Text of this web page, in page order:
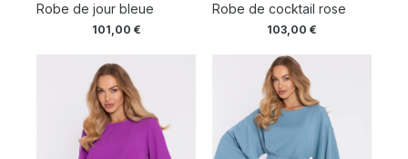
Robe de jour bleue
101,00 €
Robe de cocktail rose
103,00 €